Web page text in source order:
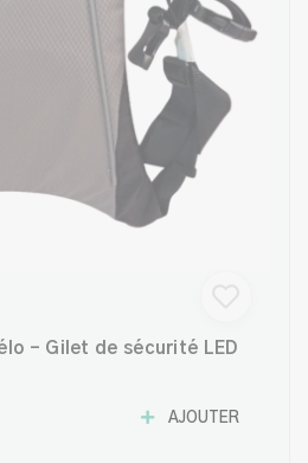
– Gilet de sécurité LED
AJOUTER